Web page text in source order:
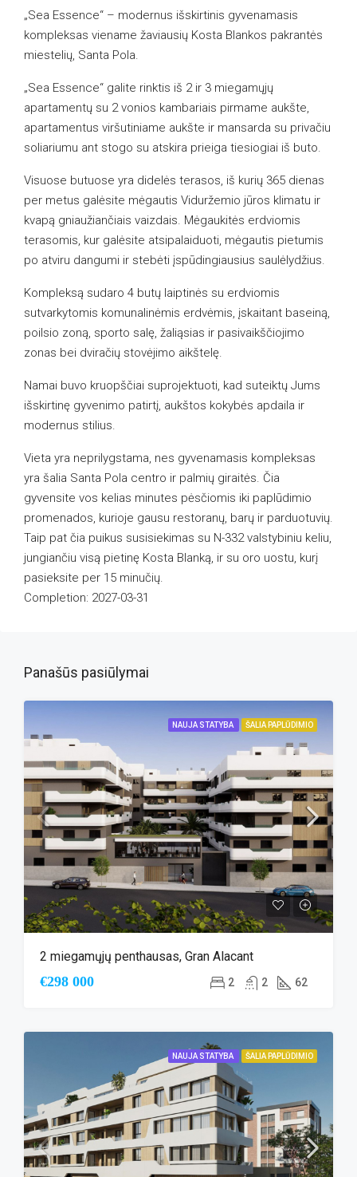
„Sea Essence“ – modernus išskirtinis gyvenamasis
kompleksas viename žaviausių Kosta Blankos pakrantės
miestelių, Santa Pola.
„Sea Essence“ galite rinktis iš 2 ir 3 miegamųjų
apartamentų su 2 vonios kambariais pirmame aukšte,
apartamentus viršutiniame aukšte ir mansarda su privačiu
soliariumu ant stogo su atskira prieiga tiesiogiai iš buto.
Visuose butuose yra didelės terasos, iš kurių 365 dienas
per metus galėsite mėgautis Viduržemio jūros klimatu ir
kvapą gniaužiančiais vaizdais. Mėgaukitės erdviomis
terasomis, kur galėsite atsipalaiduoti, mėgautis pietumis
po atviru dangumi ir stebėti įspūdingiausius saulėlydžius.
Kompleksą sudaro 4 butų laiptinės su erdviomis
sutvarkytomis komunalinėmis erdvėmis, įskaitant baseiną,
poilsio zoną, sporto salę, žaliąsias ir pasivaikščiojimo
zonas bei dviračių stovėjimo aikštelę.
Namai buvo kruopščiai suprojektuoti, kad suteiktų Jums
išskirtinę gyvenimo patirtį, aukštos kokybės apdaila ir
modernus stilius.
Vieta yra neprilygstama, nes gyvenamasis kompleksas
yra šalia Santa Pola centro ir palmių giraitės. Čia
gyvensite vos kelias minutes pėsčiomis iki paplūdimio
promenados, kurioje gausu restoranų, barų ir parduotuvių.
Taip pat čia puikus susisiekimas su N-332 valstybiniu keliu,
jungiančiu visą pietinę Kosta Blanką, ir su oro uostu, kurį
pasieksite per 15 minučių.
Completion: 2027-03-31
Panašūs pasiūlymai
NAUJA STATYBA ŠALIA PAPLŪDIMIO
2 miegamųjų penthausas, Gran Alacant
€298 000 2 2 62
NAUJA STATYBA ŠALIA PAPLŪDIMIO